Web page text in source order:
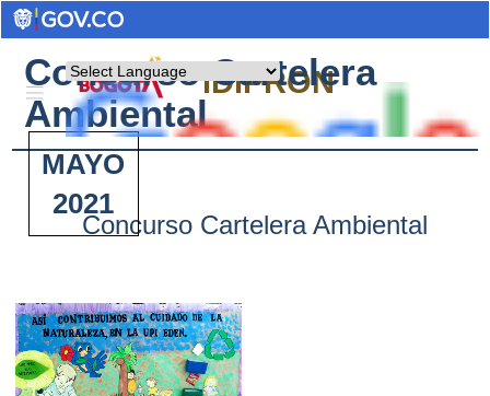
Powered by
IDIPRON
Concurso Cartelera
Ambiental
MAYO
2021
Concurso Cartelera Ambiental